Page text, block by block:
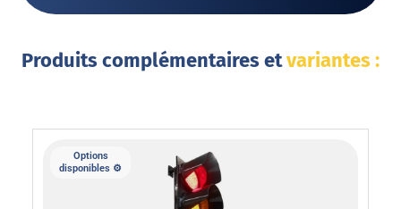
Produits complémentaires etvariantes :
Options
disponibles ⚙️